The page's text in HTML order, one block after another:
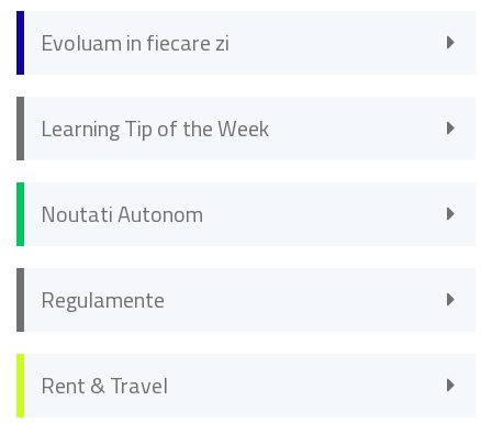
Evoluam in fiecare zi
Learning Tip of the Week
Noutati Autonom
Regulamente
Rent & Travel